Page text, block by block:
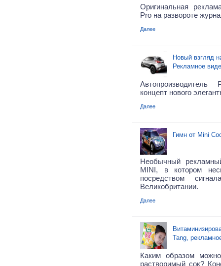
Оригинальная
Pro на развороте
Далее
Новый взгляд
Рекламное
Автопроизводитель
концепт нового
Далее
Гимн от Mini
Необычный
MINI, в котором
посредством
Великобритании.
Далее
Tang,
Каким образом
растворимый сок?